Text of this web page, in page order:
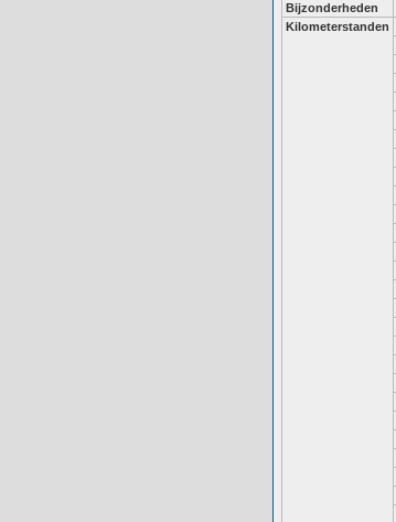
Bijzonderheden
Kilometerstanden